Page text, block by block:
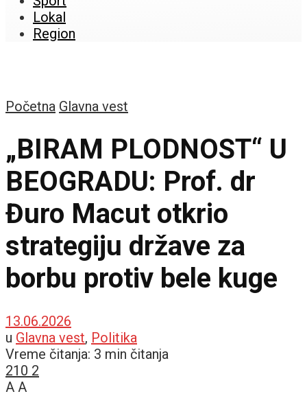
Lokal
Region
Početna Glavna vest
„BIRAM PLODNOST“ U
BEOGRADU: Prof. dr
Đuro Macut otkrio
strategiju države za
borbu protiv bele kuge
13.06.2026
u Glavna vest, Politika
Vreme čitanja: 3 min čitanja
210 2
A A